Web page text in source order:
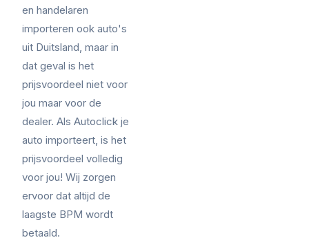
en handelaren
importeren ook auto's
uit Duitsland, maar in
dat geval is het
prijsvoordeel niet voor
jou maar voor de
dealer. Als Autoclick je
auto importeert, is het
prijsvoordeel volledig
voor jou! Wij zorgen
ervoor dat altijd de
laagste BPM wordt
betaald.